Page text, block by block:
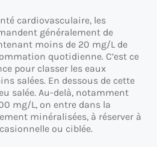
cardiovasculaire, les
généralement de
moins de 20 mg/L de
quotidienne. C’est ce
pour classer les eaux
salées. En dessous de cette
salée. Au-delà, notamment
mg/L, on entre dans la
minéralisées, à réserver à
ou ciblée.